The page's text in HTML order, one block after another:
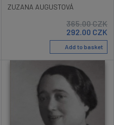
ZUZANA AUGUSTOVÁ
365.00CZK
292.00 CZK
Add to basket